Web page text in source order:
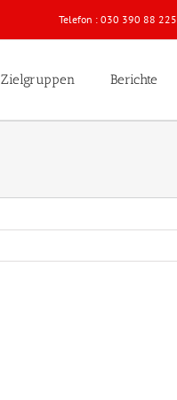
Telefon : 030 390 88 225
Zielgruppen Berichte